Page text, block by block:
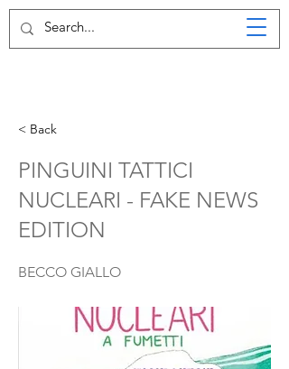
< Back
PINGUINI TATTICI
NUCLEARI - FAKE NEWS
EDITION
BECCO GIALLO